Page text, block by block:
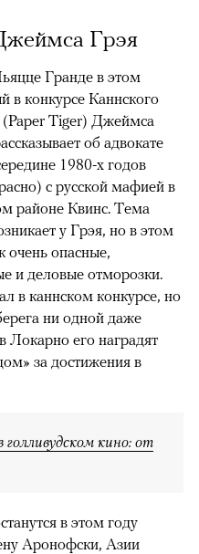
Грэя
Гранде в этом
в конкурсе Каннского
Tiger) Джеймса
об адвокате
1980-х годов
с русской мафией в
районе Квинс. Тема
у Грэя, но в этом
очень опасные,
и деловые отморозки.
в каннском конкурсе, но
ни одной даже
Локарно его наградят
за достижения в
кино: от
в этом году
Аронофски, Азии